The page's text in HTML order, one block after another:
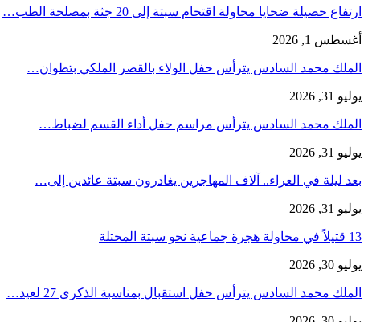
ارتفاع حصيلة ضحايا محاولة اقتحام سبتة إلى 20 جثة بمصلحة الطب…
أغسطس 1, 2026
الملك محمد السادس يترأس حفل الولاء بالقصر الملكي بتطوان…
يوليو 31, 2026
الملك محمد السادس يترأس مراسم حفل أداء القسم لضباط…
يوليو 31, 2026
بعد ليلة في العراء.. آلاف المهاجرين يغادرون سبتة عائدين إلى…
يوليو 31, 2026
13 قتيلاً في محاولة هجرة جماعية نحو سبتة المحتلة
يوليو 30, 2026
الملك محمد السادس يترأس حفل استقبال بمناسبة الذكرى 27 لعيد…